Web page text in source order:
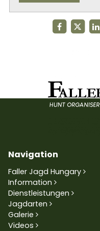
Navigation
Faller Jagd Hungary
Information
Dienstleistungen
Jagdarten
Galerie
Videos